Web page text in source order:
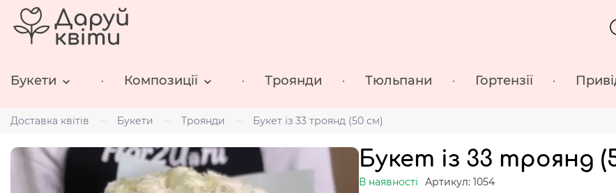
Букети Композиції Троянди Тюльпани Гортензії
Доставка квітів Букети Троянди Букет із 33 троянд (50 см)
Букет із 33 троянд
В наявності
Артикул: 1054